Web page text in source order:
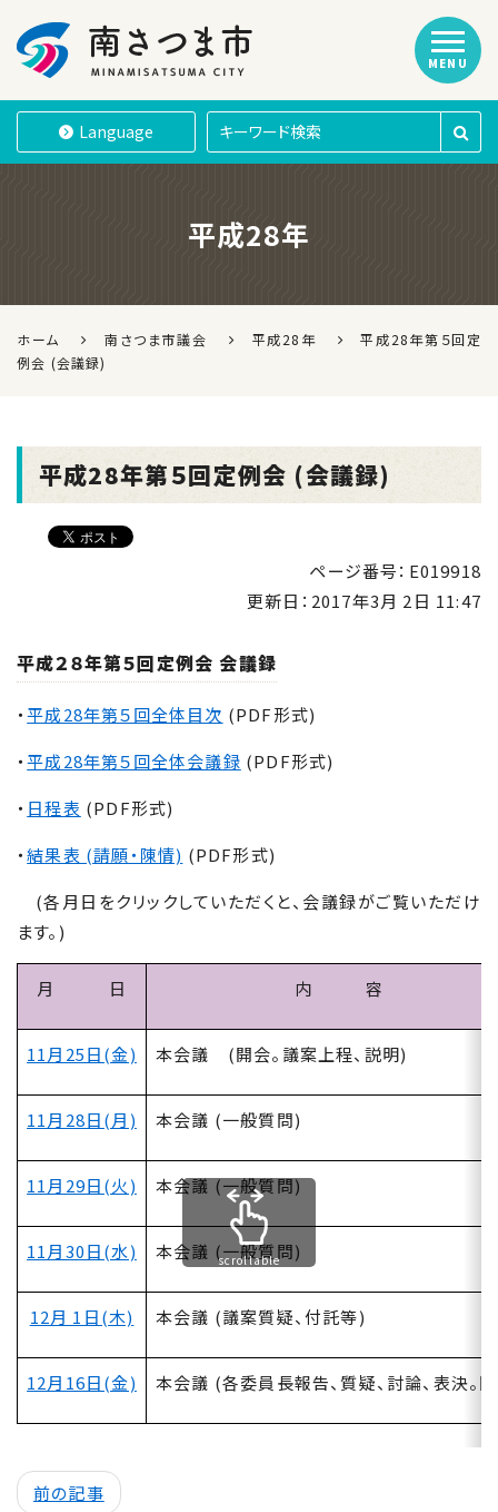
南さつま市
Language
MENU
平成28年
ホーム 南さつま市議会 平成28年
平成28年第５回定
例会 (会議録)
平成28年第５回定例会 (会議録)
ページ番号：E019918
更新日： 2017年3月 2日 11:47
平成２８年第５回定例会 会議録
・平成28年第５回全体目次 (PDF形式)
・平成28年第５回全体会議録 (PDF形式)
・ 日程表 (PDF形式)
・結果表 (請願・陳情) (PDF形式)
(各月日をクリックしていただくと、会議録がご覧いただけ
ます。)
月 日 内 容
11月25日(金) 本会議 (開会。議案上程、説明)
11月28日(月) 本会議 (一般質問)
11月29日(火) 本会議 (一般質問)
11月30日(水) 本会議 (一般質問)
12月 1日(木) 本会議 (議案質疑、付託等)
12月16日(金) 本会議 (各委員長報告、質疑、討論、表決。
scrollable
前の記事